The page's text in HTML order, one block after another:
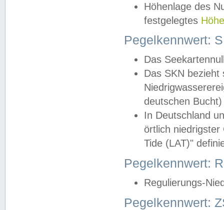
Höhenlage des
festgelegtes
Pegelkennwert:
Das
Das SKN
deutschen
In Deutschland
örtlich
Tide (LAT)"
Pegelkennwert:
Regulierungs-
Pegelkennwert: